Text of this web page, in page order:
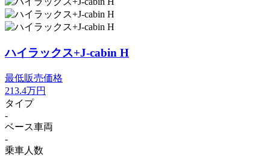
ハイラックス+J-cabin H
最低販売価格
213.4万円
タイプ
-
ベース車両
-
乗車人数